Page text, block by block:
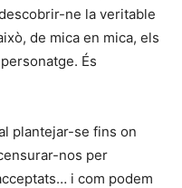
ne la veritable
de mica en mica, els
És
plantejar-se fins on
nos per
i com podem